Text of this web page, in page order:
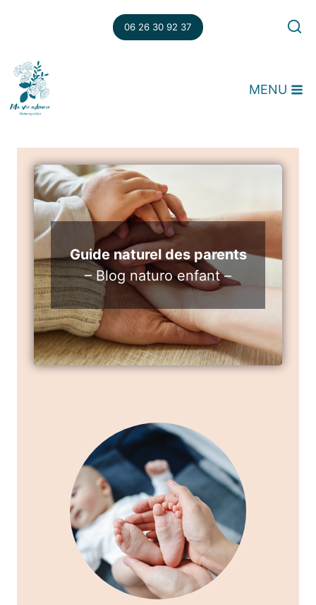
06 26 30 92 37
MENU
Guide naturel des parents
– Blog naturo enfant –